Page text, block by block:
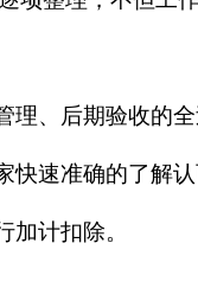
、后期验收的全
速准确的了解认
计扣除。